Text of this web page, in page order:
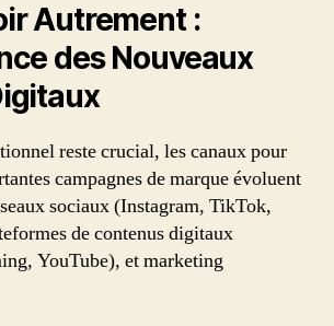
Autrement :
des Nouveaux
reste crucial, les canaux pour
campagnes de marque évoluent
sociaux (Instagram, TikTok,
de contenus digitaux
YouTube), et marketing